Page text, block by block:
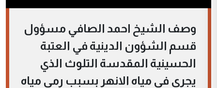
وصف الشيخ احمد الصافي مسؤول
قسم الشؤون الدينية في العتبة
الحسينية المقدسة التلوث الذي
يجري في مياه الانهر بسبب رمي مياه